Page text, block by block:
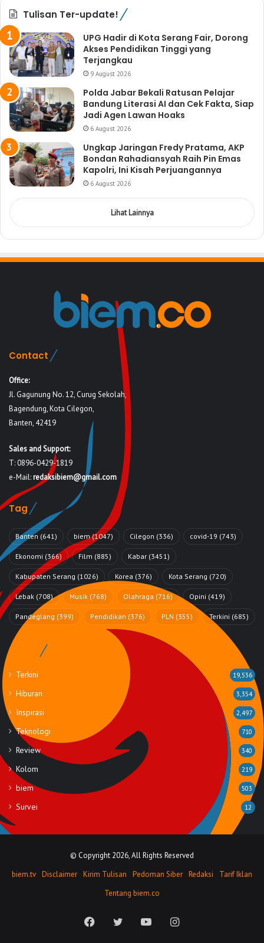
Tulisan Ter-update!
UPG Hadir di Kota Serang Fair, Dorong
Akses Pendidikan Tinggi yang
Terjangkau
9 August 2026
Polda Jabar Bekali Ratusan Pelajar
Bandung Literasi AI dan Cek Fakta, Siap
Jadi Agen Lawan Hoaks
6 August 2026
Ungkap Jaringan Fredy Pratama, AKP
Bondan Rahadiansyah Raih Pin Emas
Kapolri, Ini Kisah Perjuangannya
6 August 2026
Lihat Lainnya
Contact
Office:
Jl. Gagunung No. 12, Curug Sekolah,
Bagendung, Kota Cilegon,
Banten, 42419
Sales and Support:
T: 0896-0429-1819
e-Mail:redaksibiem@gmail.com
Tag
Banten (641) biem(1047) Cilegon (336) covid-19 (743)
Ekonomi (366) Film (885) Kabar (3451)
Kabupaten Serang (1026) Korea (376) Kota Serang (720)
Lebak (708) Musik (768) Olahraga (716) Opini (419)
Pandeglang (399) Pendidikan (376) PLN (355) Terkini (685)
Rubrik
Terkini 19,536
Hiburan 3,354
Inspirasi 2,497
Teknologi 710
Review 340
Kolom 219
biem 503
Survei 12
© Copyright 2026, All Rights Reserved
biem.tv Disclaimer Kirim Tulisan Pedoman Siber Redaksi
Tarif Iklan
Tentang biem.co
FacebookTwitter YouTubeInstagram